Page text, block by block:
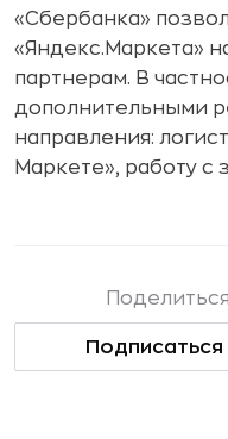
«Сбербанка»
«Яндекс.Маркета»
партнерам. В
дополнительными
направления:
Маркете», работу с